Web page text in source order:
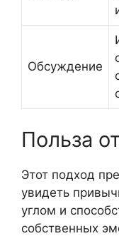
Обсуждение
Польза
Этот подход
увидеть
углом и
собственных